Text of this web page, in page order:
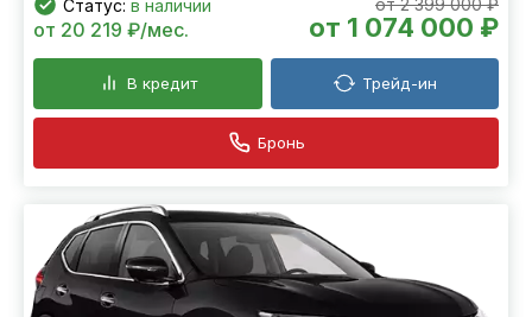
Статус: в наличии
от 1 074 000 ₽
от 20 219 ₽/мес.
В кредит Трейд-ин
Бронь